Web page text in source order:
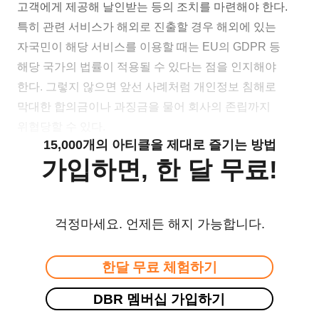
고객에게 제공해 날인받는 등의 조치를 마련해야 한다.
특히 관련 서비스가 해외로 진출할 경우 해외에 있는
자국민이 해당 서비스를 이용할 때는 EU의 GDPR 등
해당 국가의 법률이 적용될 수 있다는 점을 인지해야
한다. 그렇지 않으면 앞선 사례처럼 개인정보 침해로
막대한 합의금이나 과징금을 물어 회사의 존립까지
15,000개의 아티클을 제대로 즐기는 방법
가입하면, 한 달 무료!
걱정마세요. 언제든 해지 가능합니다.
한달 무료 체험하기
DBR 멤버십 가입하기